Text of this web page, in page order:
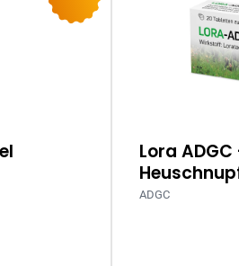
Lora ADGC
ADGC